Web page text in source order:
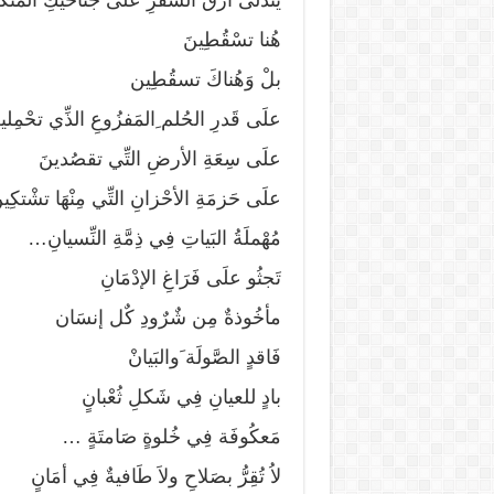
هُنا تسْقُطِينَ
بلْ وَهُناكَ تسقُطِين
علَى قَدرِ الحُلم ِالمَفزُوعِ الذِّي
علَى سِعَةِ الأرضِ التِّي تقصُدينَ
علَى حَزمَةِ الأحْزانِ التِّي مِنْهَا
مُهْملَةُ البَياتِ فِي ذِمَّةِ النِّسيانِ…
تَجثُو علَى فَرَاغِ الإدْمَانِ
مأخُوذةٌ مِن شٌرٌودِ كٌل إنسَان
فَاقدٍ الصَّولَة َوالبَيانْ
بادٍ للعيانِ فِي شَكلِ ثُعْبانٍ
مَعكُوفَة فِي خُلوةٍ صَامتَةٍ …
لاُ تُقِرُّ بصَلاحِ ولاَ طَافيةٌ فِي أمَانٍ